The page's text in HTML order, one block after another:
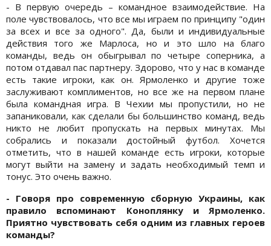
- В первую очередь – командное взаимодействие. На
поле чувствовалось, что все мы играем по принципу "один
за всех и все за одного". Да, были и индивидуальные
действия того же Марлоса, но и это шло на благо
команды, ведь он обыгрывал по четыре соперника, а
потом отдавал пас партнеру. Здорово, что у нас в команде
есть такие игроки, как он. Ярмоленко и другие тоже
заслуживают комплиментов, но все же на первом плане
была командная игра. В Чехии мы пропустили, но не
запаниковали, как сделали бы большинство команд, ведь
никто не любит пропускать на первых минутах. Мы
собрались и показали достойный футбол. Хочется
отметить, что в нашей команде есть игроки, которые
могут выйти на замену и задать необходимый темп и
тонус. Это очень важно.
- Говоря про современную сборную Украины, как
правило вспоминают Коноплянку и Ярмоленко.
Приятно чувствовать себя одним из главных героев
команды?